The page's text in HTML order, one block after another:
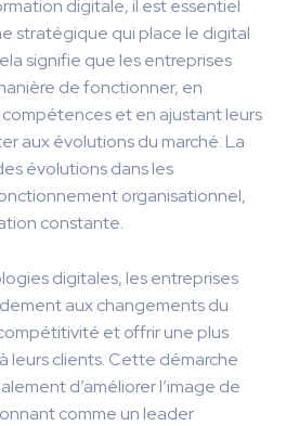
digitale, il est essentiel
stratégique qui place le digital
signifie que les entreprises
de fonctionner, en
et en ajustant leurs
aux évolutions du marché. La
évolutions dans les
organisationnel,
constante.
digitales, les entreprises
aux changements du
et offrir une plus
leurs clients. Cette démarche
d’améliorer l’image de
comme un leader